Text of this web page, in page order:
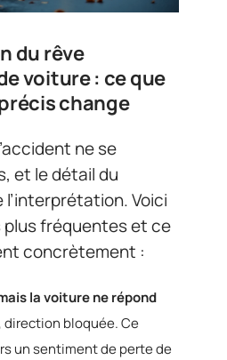
du rêve
voiture : ce que
change
ne se
et le détail du
Voici
plus fréquentes et ce
concrètement :
la voiture ne répond
direction bloquée. Ce
un sentiment de perte de